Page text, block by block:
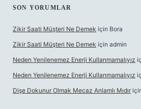
SON YORUMLAR
Zikir Saati Müşteri Ne Demek için Bora
Zikir Saati Müşteri Ne Demek için admin
Neden Yenilenemez Enerji Kullanmamalıyız
Neden Yenilenemez Enerji Kullanmamalıyız
Dişe Dokunur Olmak Mecaz Anlamlı Mıdır